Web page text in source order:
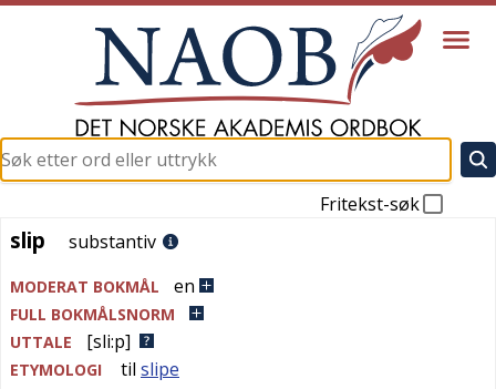
Fritekst-søk
slip
slip substantiv
MODERAT BOKMÅL en
FULL BOKMÅLSNORM
UTTALE
[sli:p]
ETYMOLOGI til slipe